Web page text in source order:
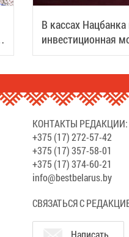
В кассах
инвестиционная
КОНТАКТЫ РЕДАКЦИИ:
+375 (17) 272-57-42
+375 (17) 357-58-01
+375 (17) 374-60-21
info@bestbelarus.by
СВЯЗАТЬСЯ С
Написать